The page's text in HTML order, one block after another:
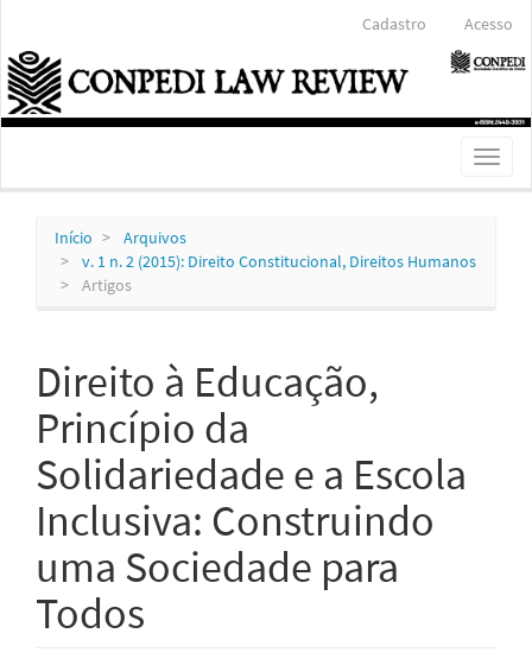
Conteúdo
principal
Barra
Lateral
Cadastro Acesso
Toggle
Início
Arquivos
v. 1 n. 2 (2015): Direito Constitucional, Direitos Humanos
Artigos
Direito à Educação,
Princípio da
Solidariedade e a Escola
Inclusiva: Construindo
uma Sociedade para
Todos